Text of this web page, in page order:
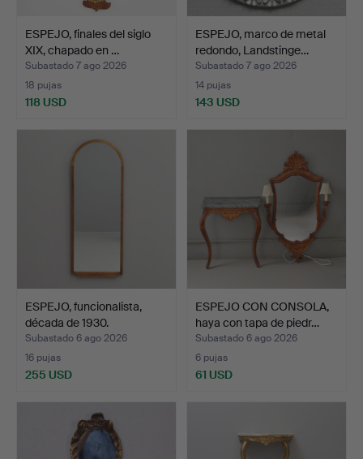
ESPEJO, finales del siglo
XIX, chapado en …
Subastado 7 ago 2026
18 pujas
118 USD
ESPEJO, marco de metal
redondo, Landstinge…
Subastado 7 ago 2026
14 pujas
143 USD
ESPEJO, funcionalista,
década de 1930.
Subastado 6 ago 2026
16 pujas
255 USD
ESPEJO CON CONSOLA,
haya con tapa de piedr…
Subastado 6 ago 2026
6 pujas
61 USD